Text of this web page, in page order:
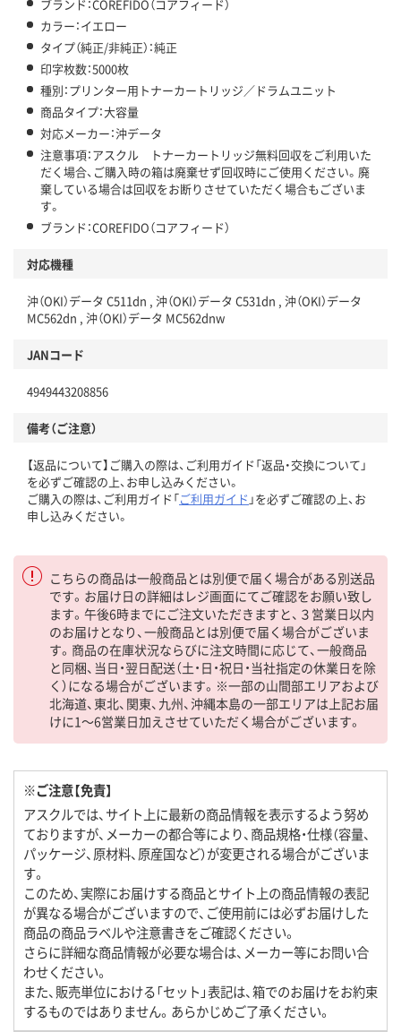
ブランド：COREFIDO（コアフィード）
カラー：イエロー
タイプ（純正/非純正）：純正
印字枚数：5000枚
種別：プリンター用トナーカートリッジ／ドラムユニット
商品タイプ：大容量
対応メーカー：沖データ
注意事項：アスクル トナーカートリッジ無料回収をご利用いた
だく場合、ご購入時の箱は廃棄せず回収時にご使用ください。廃
棄している場合は回収をお断りさせていただく場合もございま
す。
ブランド：COREFIDO（コアフィード）
対応機種
沖（OKI）データ C511dn , 沖（OKI）データ C531dn , 沖（OKI）データ
MC562dn , 沖（OKI）データ MC562dnw
JANコード
4949443208856
備考（ご注意）
【返品について】ご購入の際は、ご利用ガイド「返品・交換について」
を必ずご確認の上、お申し込みください。
ご購入の際は、ご利用ガイド「ご利用ガイド 」を必ずご確認の上、お
申し込みください。
こちらの商品は一般商品とは別便で届く場合がある別送品
です。お届け日の詳細はレジ画面にてご確認をお願い致し
ます。午後6時までにご注文いただきますと、３営業日以内
のお届けとなり、一般商品とは別便で届く場合がございま
す。商品の在庫状況ならびに注文時間に応じて、一般商品
と同梱、当日・翌日配送（土・日・祝日・当社指定の休業日を除
く）になる場合がございます。※一部の山間部エリアおよび
北海道、東北、関東、九州、沖縄本島の一部エリアは上記お届
けに1～6営業日加えさせていただく場合がございます。
※ご注意【免責】
アスクルでは、サイト上に最新の商品情報を表示するよう努め
ておりますが、メーカーの都合等により、商品規格・仕様（容量、
パッケージ、原材料、原産国など）が変更される場合がございま
す。
このため、実際にお届けする商品とサイト上の商品情報の表記
が異なる場合がございますので、ご使用前には必ずお届けした
商品の商品ラベルや注意書きをご確認ください。
さらに詳細な商品情報が必要な場合は、メーカー等にお問い合
わせください。
また、販売単位における「セット」表記は、箱でのお届けをお約束
するものではありません。あらかじめご了承ください。